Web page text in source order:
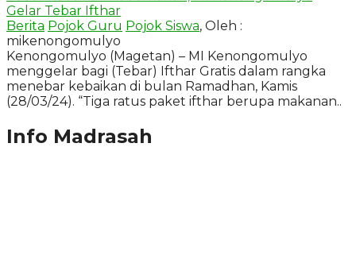
Gelar Tebar Ifthar
Berita Pojok Guru Pojok Siswa, Oleh :
mikenongomulyo
Kenongomulyo (Magetan) – MI Kenongomulyo
menggelar bagi (Tebar) Ifthar Gratis dalam rangka
menebar kebaikan di bulan Ramadhan, Kamis
(28/03/24). “Tiga ratus paket ifthar berupa makanan..
Info Madrasah